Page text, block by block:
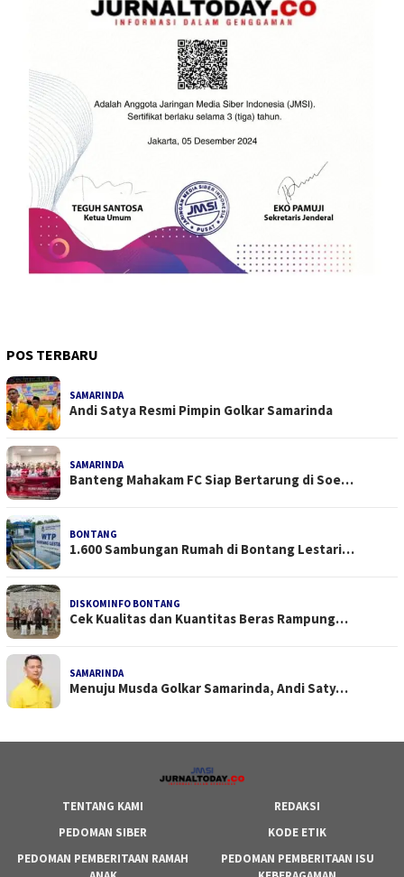
POS TERBARU
SAMARINDA
Andi Satya Resmi Pimpin Golkar Samarinda
SAMARINDA
Banteng Mahakam FC Siap Bertarung di Soe…
BONTANG
1.600 Sambungan Rumah di Bontang Lestari…
DISKOMINFO BONTANG
Cek Kualitas dan Kuantitas Beras Rampung…
SAMARINDA
Menuju Musda Golkar Samarinda, Andi Saty…
TENTANG KAMI
REDAKSI
PEDOMAN SIBER
KODE ETIK
PEDOMAN PEMBERITAAN RAMAH
PEDOMAN PEMBERITAAN ISU